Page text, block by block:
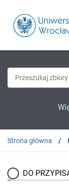
Strona główna
DO